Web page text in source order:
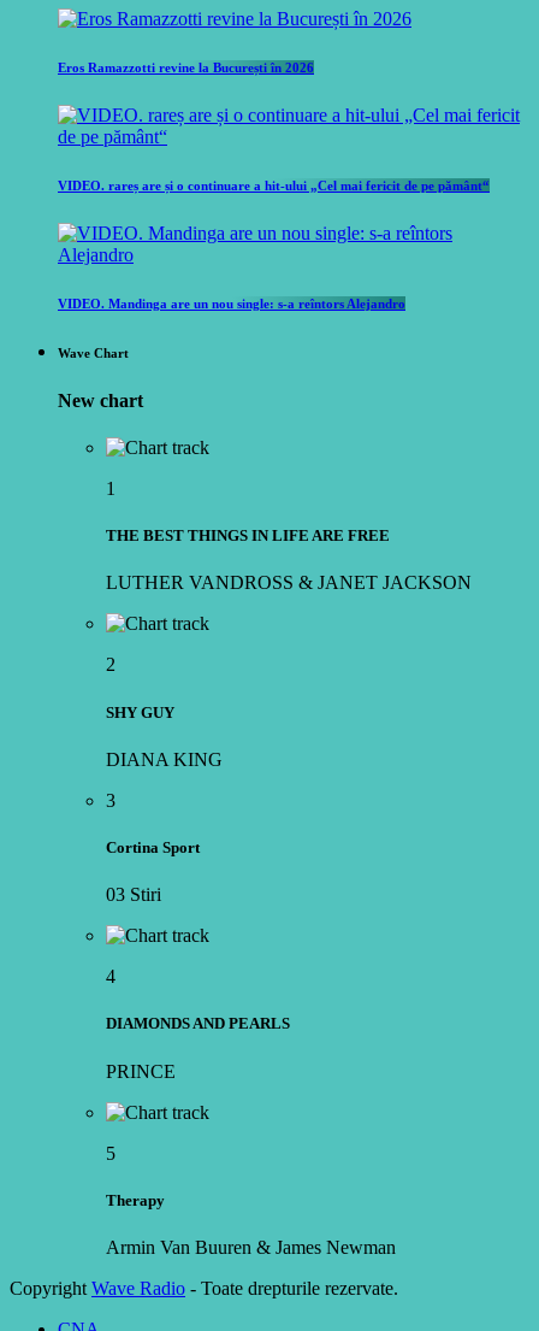
Eros Ramazzotti revine la București în 2026
VIDEO. rareș are și o continuare a hit-ului „Cel mai fericit de pe pământ“
VIDEO. Mandinga are un nou single: s-a reîntors Alejandro
Wave Chart
New chart
1
THE BEST THINGS IN LIFE ARE FREE
LUTHER VANDROSS & JANET JACKSON
2
SHY GUY
DIANA KING
3
Cortina Sport
03 Stiri
4
DIAMONDS AND PEARLS
PRINCE
5
Therapy
Armin Van Buuren & James Newman
Copyright Wave Radio - Toate drepturile rezervate.